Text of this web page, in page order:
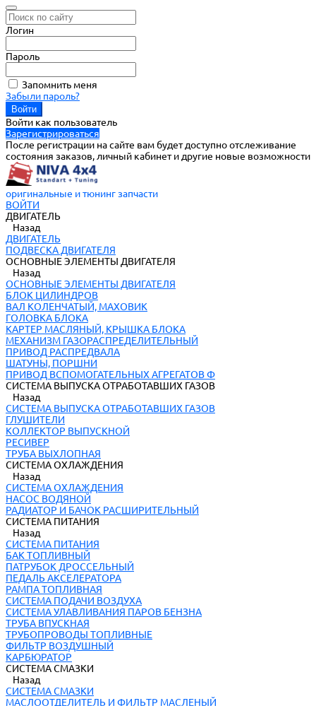
Логин
Пароль
Запомнить меня
Забыли пароль?
Войти как пользователь
Зарегистрироваться
После регистрации на сайте вам будет доступно отслеживание
состояния заказов, личный кабинет и другие новые возможности
оригинальные и тюнинг запчасти
ВОЙТИ
ДВИГАТЕЛЬ
Назад
ДВИГАТЕЛЬ
ПОДВЕСКА ДВИГАТЕЛЯ
ОСНОВНЫЕ ЭЛЕМЕНТЫ ДВИГАТЕЛЯ
Назад
ОСНОВНЫЕ ЭЛЕМЕНТЫ ДВИГАТЕЛЯ
БЛОК ЦИЛИНДРОВ
ВАЛ КОЛЕНЧАТЫЙ, МАХОВИК
ГОЛОВКА БЛОКА
КАРТЕР МАСЛЯНЫЙ, КРЫШКА БЛОКА
МЕХАНИЗМ ГАЗОРАСПРЕДЕЛИТЕЛЬНЫЙ
ПРИВОД РАСПРЕДВАЛА
ШАТУНЫ, ПОРШНИ
ПРИВОД ВСПОМОГАТЕЛЬНЫХ АГРЕГАТОВ Ф
СИСТЕМА ВЫПУСКА ОТРАБОТАВШИХ ГАЗОВ
Назад
СИСТЕМА ВЫПУСКА ОТРАБОТАВШИХ ГАЗОВ
ГЛУШИТЕЛИ
КОЛЛЕКТОР ВЫПУСКНОЙ
РЕСИВЕР
ТРУБА ВЫХЛОПНАЯ
СИСТЕМА ОХЛАЖДЕНИЯ
Назад
СИСТЕМА ОХЛАЖДЕНИЯ
НАСОС ВОДЯНОЙ
РАДИАТОР И БАЧОК РАСШИРИТЕЛЬНЫЙ
СИСТЕМА ПИТАНИЯ
Назад
СИСТЕМА ПИТАНИЯ
БАК ТОПЛИВНЫЙ
ПАТРУБОК ДРОССЕЛЬНЫЙ
ПЕДАЛЬ АКСЕЛЕРАТОРА
РАМПА ТОПЛИВНАЯ
СИСТЕМА ПОДАЧИ ВОЗДУХА
СИСТЕМА УЛАВЛИВАНИЯ ПАРОВ БЕНЗНА
ТРУБА ВПУСКНАЯ
ТРУБОПРОВОДЫ ТОПЛИВНЫЕ
ФИЛЬТР ВОЗДУШНЫЙ
КАРБЮРАТОР
СИСТЕМА СМАЗКИ
Назад
СИСТЕМА СМАЗКИ
МАСЛООТДЕЛИТЕЛЬ И ФИЛЬТР МАСЛЕНЫЙ